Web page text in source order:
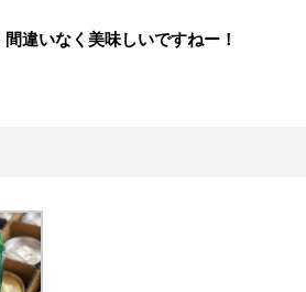
間違いなく美味しいですねー！